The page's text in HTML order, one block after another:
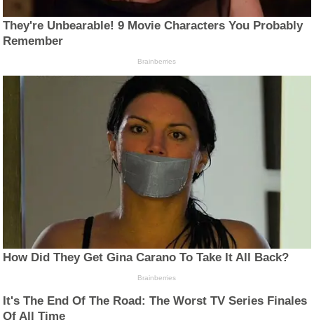
They're Unbearable! 9 Movie Characters You Probably
Remember
Brainberries
How Did They Get Gina Carano To Take It All Back?
Brainberries
It's The End Of The Road: The Worst TV Series Finales
Of All Time